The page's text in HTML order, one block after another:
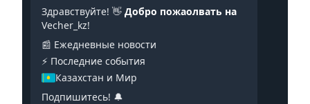
Здравствуйте! 👋 Добро пожаолвать на
Vecher_kz!
📰 Ежедневные новости
⚡️ Последние события
Казахстан и Мир
Подпишитесь! 🔔